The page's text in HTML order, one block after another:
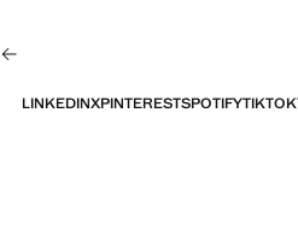
TIKTOK
SPOTIFY
PINTEREST
X
LINKEDIN